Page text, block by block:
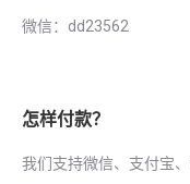
微信：dd23562
怎样付款？
我们支持微信、支付宝